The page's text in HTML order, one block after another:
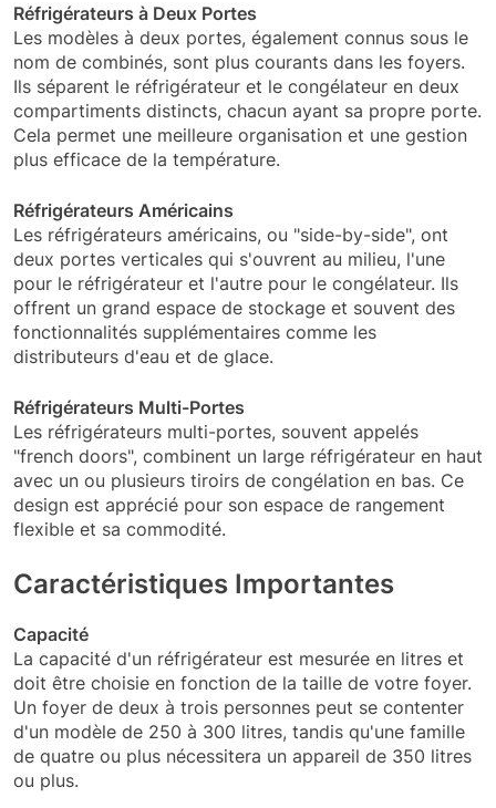
Réfrigérateurs à Deux Portes
Les modèles à deux portes, également connus sous le
nom de combinés, sont plus courants dans les foyers.
Ils séparent le réfrigérateur et le congélateur en deux
compartiments distincts, chacun ayant sa propre porte.
Cela permet une meilleure organisation et une gestion
plus efficace de la température.
Réfrigérateurs Américains
Les réfrigérateurs américains, ou "side-by-side", ont
deux portes verticales qui s'ouvrent au milieu, l'une
pour le réfrigérateur et l'autre pour le congélateur. Ils
offrent un grand espace de stockage et souvent des
fonctionnalités supplémentaires comme les
distributeurs d'eau et de glace.
Réfrigérateurs Multi-Portes
Les réfrigérateurs multi-portes, souvent appelés
"french doors", combinent un large réfrigérateur en haut
avec un ou plusieurs tiroirs de congélation en bas. Ce
design est apprécié pour son espace de rangement
flexible et sa commodité.
Caractéristiques Importantes
Capacité
La capacité d'un réfrigérateur est mesurée en litres et
doit être choisie en fonction de la taille de votre foyer.
Un foyer de deux à trois personnes peut se contenter
d'un modèle de 250 à 300 litres, tandis qu'une famille
de quatre ou plus nécessitera un appareil de 350 litres
ou plus.